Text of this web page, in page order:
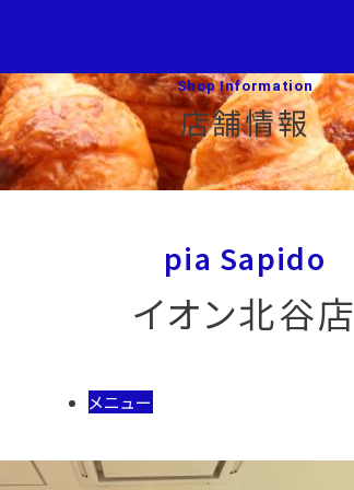
Shop Information
店舗情報
pia Sapido
イオン北谷店
メニュー